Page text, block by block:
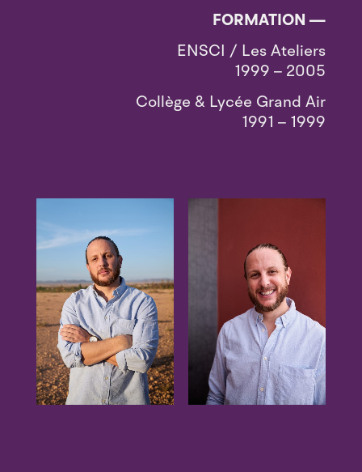
FORMATION —
ENSCI / Les Ateliers
1999 – 2005
Collège & Lycée Grand Air
1991 – 1999